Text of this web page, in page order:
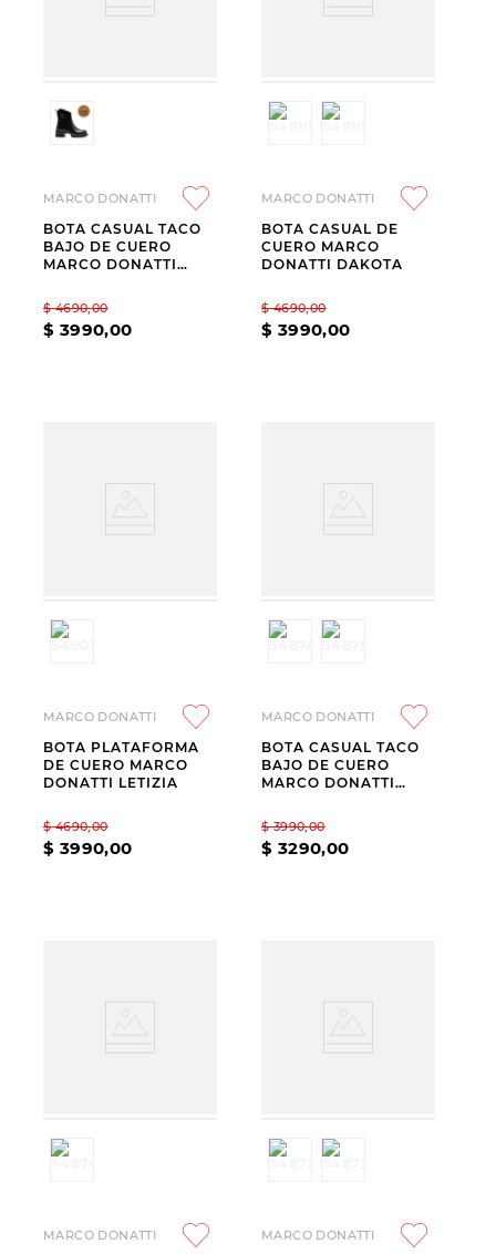
MARCO DONATTI
BOTA CASUAL TACO
BAJO DE CUERO
MARCO DONATTI
$ 4690,00
$ 3990,00
MARCO DONATTI
BOTA CASUAL DE
CUERO MARCO
DONATTI DAKOTA
$ 4690,00
$ 3990,00
MARCO DONATTI
BOTA PLATAFORMA
DE CUERO MARCO
DONATTI LETIZIA
$ 4690,00
$ 3990,00
MARCO DONATTI
BOTA CASUAL TACO
BAJO DE CUERO
MARCO DONATTI
$ 3990,00
$ 3290,00
MARCO DONATTI MARCO DONATTI